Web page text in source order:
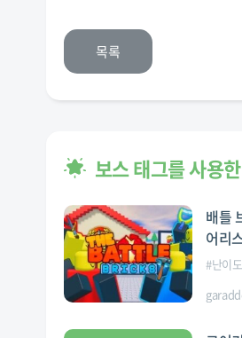
목록
보스 태그를 사용
배틀
어리
#난이도